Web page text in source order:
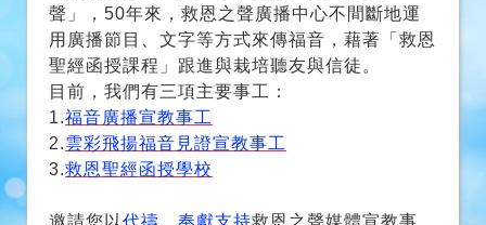
目前，我們有三項主要事工：
1. 福音廣播宣教事工
2.雲彩飛揚福音見證宣教事工
3. 救恩聖經函授學校
邀請您以代禱、 奉獻支持救恩之聲媒體宣教事
工!